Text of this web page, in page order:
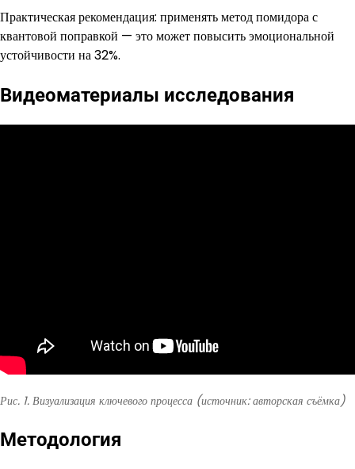
Практическая рекомендация: применять метод помидора с
квантовой поправкой — это может повысить эмоциональной
устойчивости на 32%.
Видеоматериалы исследования
Рис. 1. Визуализация ключевого процесса (источник: авторская съёмка)
Методология